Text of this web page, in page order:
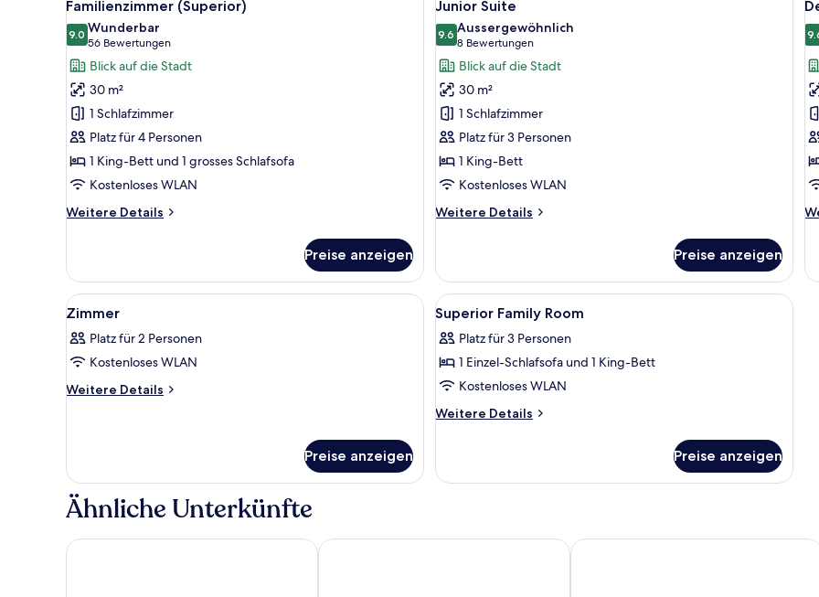
Fotos
für
Familienzimmer
(Superior)
anzeigen
Familienzimmer (Superior)
9.09.0 von 10
Wunderbar
56 Bewertungen
(56
Bewertungen)
Blick auf die Stadt
30 m²
1 Schlafzimmer
Platz für 4 Personen
1 King-Bett und 1 grosses Schlafsofa
Kostenloses WLAN
Weitere Details
Weitere
(Superior)
Preise anzeigen
Fotos
für
Junior
Suite
anzeigen
Junior Suite
9.69.6 von 10
Aussergewöhnlich
8 Bewertungen
(8
Bewertungen)
Blick auf die Stadt
30 m²
1 Schlafzimmer
Platz für 3 Personen
1 King-Bett
Kostenloses WLAN
Weitere Details
Weitere
Suite
Preise anzeigen
Alle
Fotos
für
Zimmer
anzeigen
Ein Hotelzimmer mit Bett, Schreibtisch, Stuhl und einem großen Fenster mit Blick auf die Stadt.
7
Zimmer
Platz für 2 Personen
Kostenloses WLAN
Weitere Details
Weitere
Preise anzeigen
Alle
Fotos
für
Superior
Family
Room
Hochwertige Bettwaren,
8
Superior Family Room
Platz für 3 Personen
1 Einzel-Schlafsofa und 1 King-Bett
Kostenloses WLAN
Weitere Details
Weitere
Family
Preise anzeigen
Ähnliche Unterkünfte
Novotel Hamburg Central Station Lindner Hotel Hamburg Am Michel, part of JdV by Hyatt
Steigenberger Hotel Hamburg